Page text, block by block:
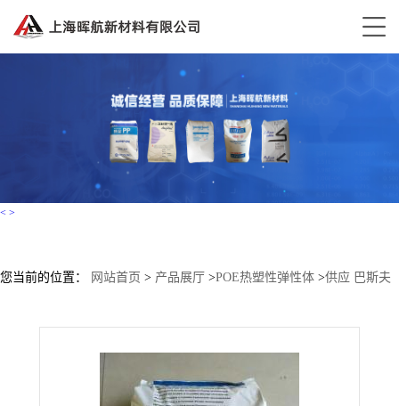
< >
您当前的位置： 网站首页 > 产品展厅 >POE热塑性弹性体 >供应 巴斯夫